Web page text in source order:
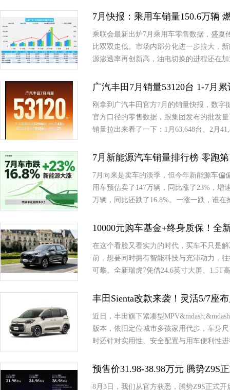
7月快报：乘用车销量150.6万辆
乘联会最新出炉7月乘用车零售数据，盛夏
比双双走低。市场内部分化进一步拉大，
源渗透率再创新高，油电切换的进程还在
广汽丰田7月销量53120台 1-7月
刚拿到广汽丰田官方7月的销量快报，数字
官方口径的零售数据，跟集团发布的批发
销量拉出来看了一下：1月63,648台、2月
7月新能源汽车销量排行榜 零跑
7月向来是卖车的淡季，但今年新能源车
用车预估卖了147万辆，同比涨了23%，增
万辆，同比还跌了16.8%。一涨一跌，谁
10000元购车基金+终身质保！全
在这个看脸又看实力的时代，买车不只是
前，想要同时拥有智能科技与充沛动力，
可攀。全新瑞虎7凭借24.6英寸大屏、1.5T
丰田Sienta改款来袭！灵活5/7座
近日，丰田旗下紧凑型
版本，依旧定位城市多孩家用代步，车身
时还针对实用性、安全配置与用车便利性
预售价31.98-38.98万元 腾势Z9S
8月3日，我们从官方获悉，腾势Z9S正式